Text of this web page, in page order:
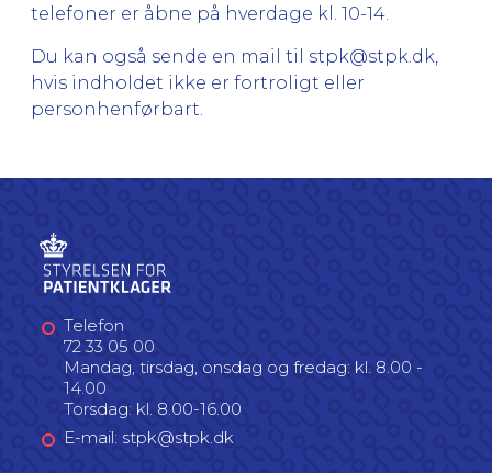
telefoner er åbne på hverdage kl. 10-14.
Du kan også sende en mail til stpk@stpk.dk
hvis indholdet ikke er fortroligt eller
personhenførbart.
Telefon
72 33 05 00
Mandag, tirsdag, onsdag og fredag: kl. 8.00 -
14.00
Torsdag: kl. 8.00-16.00
E-mail: stpk@stpk.dk